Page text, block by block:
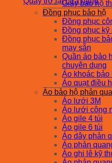
Giày bảo hộ
Đồng phục bảo hộ
Đồng phục
Đồng phục kỹ
Đồng phục
may sẵn
Quần áo bảo
chuyên dụng
Áo khoác bảo
Áo quạt điều
Áo bảo hộ phản
Áo lưới 3M
Áo lưới công
Áo gile 4 túi
Áo gile 6 túi
Áo dây phản
Áo phản
Áo ghi lê kỹ